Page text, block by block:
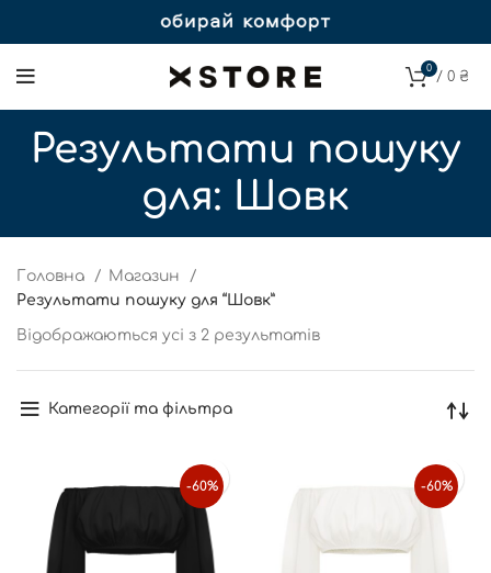
0
/ 0 ₴
Результати пошуку
для: Шовк
Головна
Магазин
Результати пошуку для “Шовк”
Відображаються усі з 2 результатів
Категорії та фільтра
-60% -60%